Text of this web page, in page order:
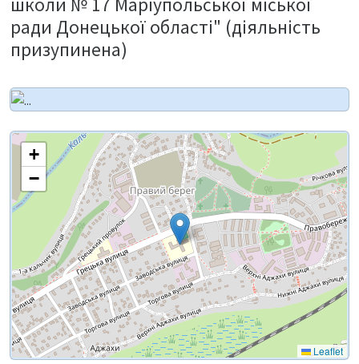
ради Донецької області" (діяльність
призупинена)
+
−
Leaflet